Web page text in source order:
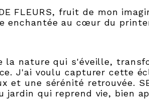
FLEURS, fruit de mon
enchantée au cœur du
la nature qui s'éveille,
J'ai voulu capturer cette
et une sérénité retrouvée.
jardin qui reprend vie, bien